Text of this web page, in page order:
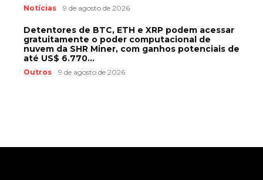
Notícias 9 de agosto de 2026
Detentores de BTC, ETH e XRP podem acessar
gratuitamente o poder computacional de
nuvem da SHR Miner, com ganhos potenciais de
até US$ 6.770...
Outros 9 de agosto de 2026